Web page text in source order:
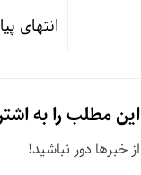
انتهای
این مطلب را به
از خبرها دور نباشید!